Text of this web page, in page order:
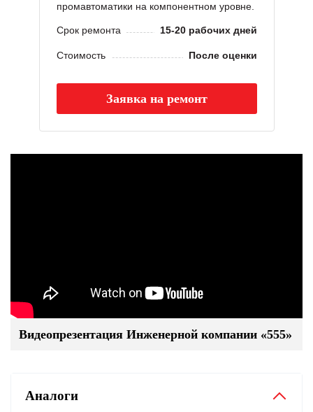
промавтоматики на компонентном уровне.
Срок ремонта 15-20 рабочих дней
Стоимость После оценки
Заявка на ремонт
Видеопрезентация Инженерной компании «555»
Аналоги